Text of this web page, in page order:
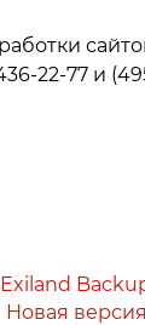
22-77 и
Exiland
Новая версия